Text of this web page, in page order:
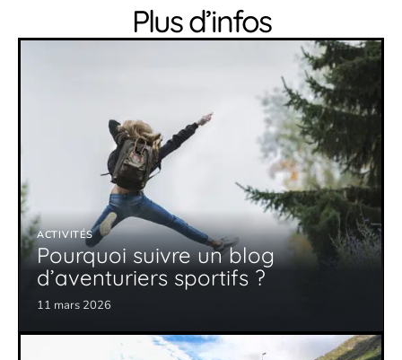
Plus d’infos
ACTIVITÉS
Pourquoi suivre un blog
d’aventuriers sportifs ?
11 mars 2026